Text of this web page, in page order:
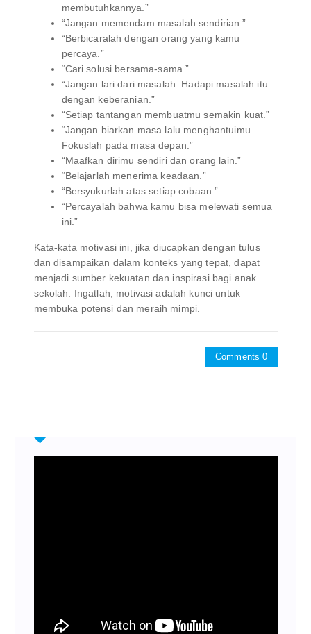
membutuhkannya.”
“Jangan memendam masalah sendirian.”
“Berbicaralah dengan orang yang kamu
percaya.”
“Cari solusi bersama-sama.”
“Jangan lari dari masalah. Hadapi masalah itu
dengan keberanian.”
“Setiap tantangan membuatmu semakin kuat.”
“Jangan biarkan masa lalu menghantuimu.
Fokuslah pada masa depan.”
“Maafkan dirimu sendiri dan orang lain.”
“Belajarlah menerima keadaan.”
“Bersyukurlah atas setiap cobaan.”
“Percayalah bahwa kamu bisa melewati semua
ini.”
Kata-kata motivasi ini, jika diucapkan dengan tulus
dan disampaikan dalam konteks yang tepat, dapat
menjadi sumber kekuatan dan inspirasi bagi anak
sekolah. Ingatlah, motivasi adalah kunci untuk
membuka potensi dan meraih mimpi.
Comments 0